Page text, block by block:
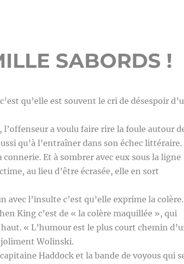
SABORDS !
qu’elle est souvent le cri de désespoir
a voulu faire rire la foule autour
qu’à l’entraîner dans son échec littéraire.
Et à sombrer avec eux sous la ligne
au lieu d’être écrasée, elle en sort
avec l’insulte c’est qu’elle exprime la colère.
King c’est de « la colère maquillée », qui
« L’humour est le plus court chemin
Wolinski.
Haddock et la bande de voyous qui